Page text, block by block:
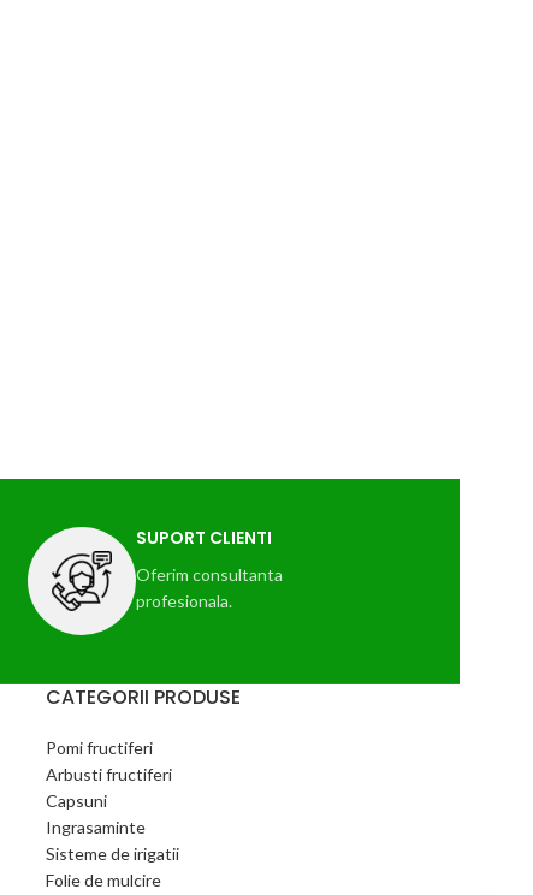
SUPORT CLIENTI
Oferim consultanta
profesionala.
CATEGORII PRODUSE
Pomi fructiferi
Arbusti fructiferi
Capsuni
Ingrasaminte
Sisteme de irigatii
Folie de mulcire